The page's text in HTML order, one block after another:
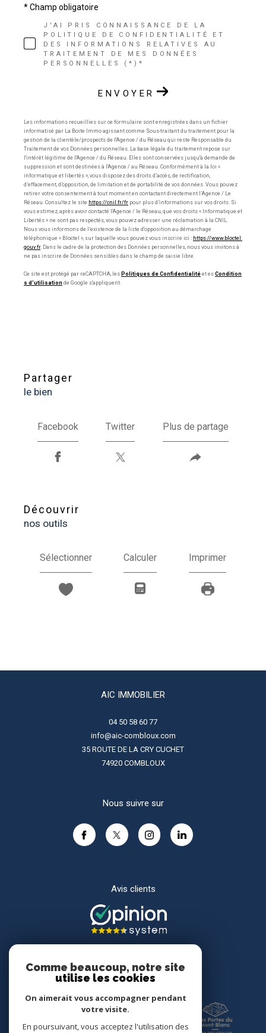
J'AI PRIS CONNAISSANCE DE LA
POLITIQUE DE CONFIDENTIALITÉ ET
DES INFORMATIONS RELATIVES AU
TRAITEMENT DE MES DONNÉES
PERSONNELLES (*)*
* Champ obligatoire
ENVOYER
Les informations recueillies sur ce formulaire sont enregistrées dans un fichier
informatisé par La Boite Immo agissant comme Sous-traitant du traitement pour la
gestion de la clientèle/prospects de l'Agence / du Réseau qui reste Responsable du
Traitement de vos Données personnelles. La base légale du traitement repose sur
l'intérêt légitime de l'Agence / du Réseau. Elles sont conservées jusqu'à demande de
suppression et sont destinées à l'Agence / au Réseau. Conformément à la loi «
informatique et libertés », vous disposez des droits d’accès, de rectification,
d’effacement, d’opposition, de limitation et de portabilité de vos données. Vous pouvez
retirer votre consentement à tout moment en contactant directement l’Agence / Le
Réseau. Consultez le site https://cnil.fr/fr pour plus d’informations sur vos droits. Si
vous estimez, après avoir contacté l'Agence / le Réseau, que vos droits « Informatique et
Libertés » ne sont pas respectés, vous pouvez adresser une réclamation à la CNIL.
Nous vous informons de l’existence de la liste d'opposition au démarchage
téléphonique « Bloctel », sur laquelle vous pouvez vous inscrire ici : https://www.bloctel.
gouv.fr. Dans le cadre de la protection des Données personnelles, nous vous invitons à
ne pas inscrire de Données sensibles dans le champ de saisie libre.
Ce site est protégé par reCAPTCHA, les Politiques de Confidentialité et es Condition
s d'utilisation de Google s'appliquent.
partager
le bien
Facebook Twitter Plus de partage
découvrir
nos outils
Sélectionner Calculer Imprimer
AIC IMMOBILIER
04 50 58 60 77
info@aic-combloux.com
35 ROUTE DE LA CRY CUCHET
74920
COMBLOUX
Nous suivre sur
Avis clients
Comme beaucoup, notre site
utilise les cookies
On aimerait vous accompagner pendant
votre visite.
En poursuivant, vous acceptez l'utilisation des